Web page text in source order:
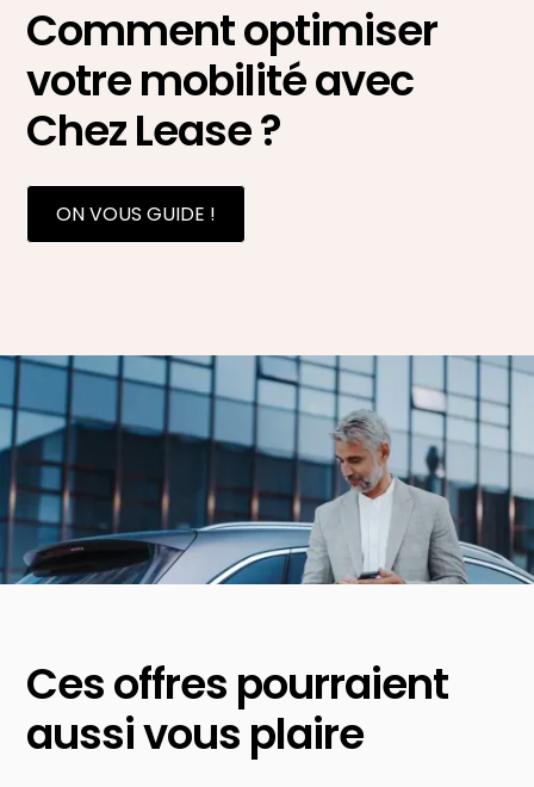
Comment optimiser
votre mobilité avec
Chez Lease ?
ON VOUS GUIDE !
Ces offres pourraient
aussi vous plaire